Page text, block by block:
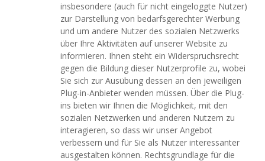
insbesondere (auch für nicht eingeloggte Nutzer)
zur Darstellung von bedarfsgerechter Werbung
und um andere Nutzer des sozialen Netzwerks
über Ihre Aktivitäten auf unserer Website zu
informieren. Ihnen steht ein Widerspruchsrecht
gegen die Bildung dieser Nutzerprofile zu, wobei
Sie sich zur Ausübung dessen an den jeweiligen
Plug-in-Anbieter wenden müssen. Über die Plug-
ins bieten wir Ihnen die Möglichkeit, mit den
sozialen Netzwerken und anderen Nutzern zu
interagieren, so dass wir unser Angebot
verbessern und für Sie als Nutzer interessanter
ausgestalten können. Rechtsgrundlage für die